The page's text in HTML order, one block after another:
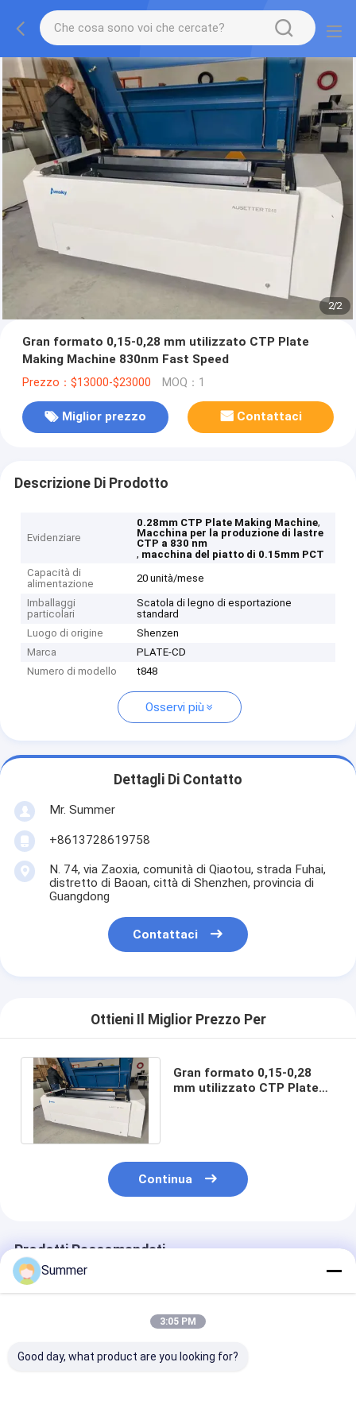
2/2
Gran formato 0,15-0,28 mm utilizzato CTP Plate
Making Machine 830nm Fast Speed
Prezzo：$13000-$23000 MOQ：1
Miglior prezzo Contattaci
Descrizione Di Prodotto
Evidenziare
0.28mm CTP Plate Making Machine,
Macchina per la produzione di lastre
CTP a 830 nm
, macchina del piatto di 0.15mm PCT
Capacità di
alimentazione
20 unità/mese
Imballaggi
particolari
Scatola di legno di esportazione
standard
Luogo di origine
Shenzen
Marca
PLATE-CD
Numero di modello
t848
Osservi più
Dettagli Di Contatto
Mr. Summer
+8613728619758
N. 74, via Zaoxia, comunità di Qiaotou, strada Fuhai,
distretto di Baoan, città di Shenzhen, provincia di
Guangdong
Contattaci
Ottieni Il Miglior Prezzo Per
Gran formato 0,15-0,28
mm utilizzato CTP Plate
Continua
Prodotti Raccomandati
Summer
3:05 PM
Good day, what product are you looking for?